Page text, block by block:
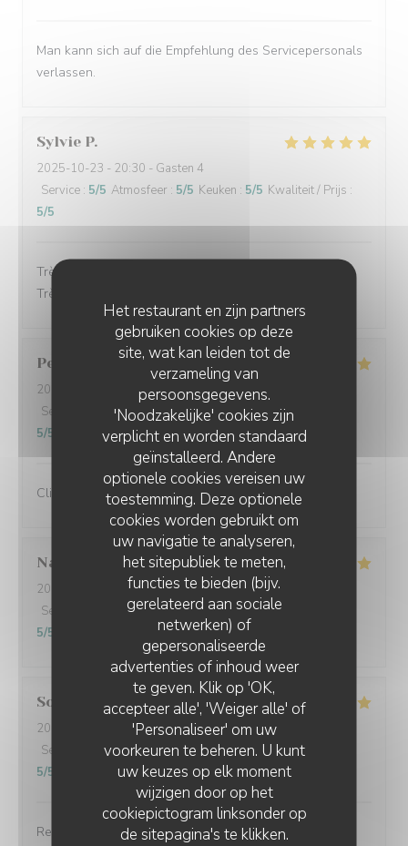
Het restaurant en zijn partners
gebruiken cookies op deze
site, wat kan leiden tot de
verzameling van
persoonsgegevens.
'Noodzakelijke' cookies zijn
verplicht en worden standaard
geïnstalleerd. Andere
optionele cookies vereisen uw
toestemming. Deze optionele
cookies worden gebruikt om
uw navigatie te analyseren,
het sitepubliek te meten,
functies te bieden (bijv.
gerelateerd aan sociale
netwerken) of
gepersonaliseerde
advertenties of inhoud weer
te geven. Klik op 'OK,
accepteer alle', 'Weiger alle' of
'Personaliseer' om uw
voorkeuren te beheren. U kunt
uw keuzes op elk moment
wijzigen door op het
cookiepictogram linksonder op
de sitepagina's te klikken.
Man kann sich auf die Empfehlung des Servicepersonals
verlassen.
Sylvie P
2025-10-23 - 20:30 - Gasten 4
Service : 5/5 Atmosfeer : 5/5 Keuken : 5/5 Kwaliteit / Prijs :
5/5
Très bon accueil, les plats étaient très bon et soignés.
Très bon service.
Perret
2025-10-21
- 13:00 - Gasten 2
Service
Atmosfeer:5/5 Keuken:5/5 Kwaliteit / Prijs
5/5
Client fidèle et jamais déçu
Nathalie
2025-10-20
- 12:00 - Gasten 3
Service
Atmosfeer:5/5 Keuken:5/5 Kwaliteit / Prijs
5/5
Solange A
2025-10-22
- 12:30 - Gasten 2
Service
/5 Atmosfeer:5 /5 Keuken:5/5 Kwaliteit / Prijs
5/5
Repas excellent, serveuses très gracieuses